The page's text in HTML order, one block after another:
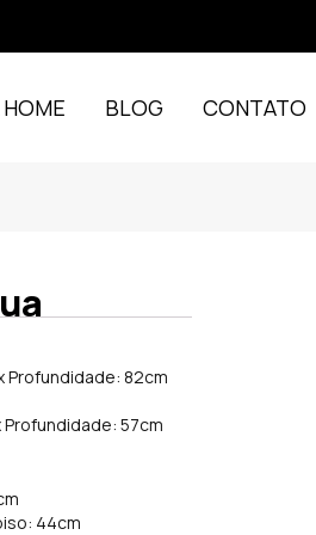
BLOG CONTATO
Profundidade: 82cm
Profundidade: 57cm
44cm